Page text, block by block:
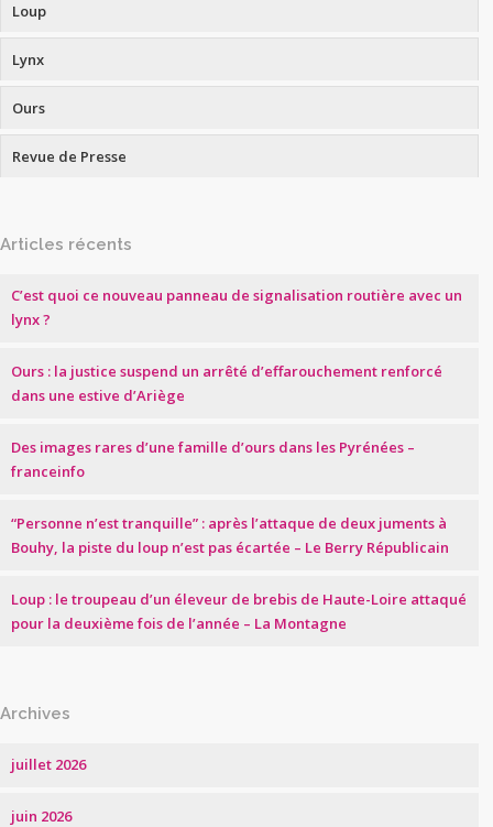
Loup
Lynx
Ours
Revue de Presse
Articles récents
C’est quoi ce nouveau panneau de signalisation routière avec un
lynx ?
Ours : la justice suspend un arrêté d’effarouchement renforcé
dans une estive d’Ariège
Des images rares d’une famille d’ours dans les Pyrénées –
franceinfo
“Personne n’est tranquille” : après l’attaque de deux juments à
Bouhy, la piste du loup n’est pas écartée – Le Berry Républicain
Loup : le troupeau d’un éleveur de brebis de Haute-Loire attaqué
pour la deuxième fois de l’année – La Montagne
Archives
juillet 2026
juin 2026